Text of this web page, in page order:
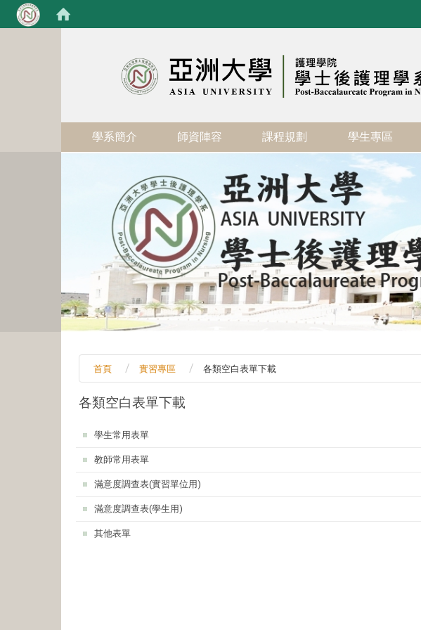
學系簡介 師資陣容 課程規劃 學生專區
首頁 實習專區 各類空白表單下載
各類空白表單下載
學生常用表單
教師常用表單
滿意度調查表(實習單位用)
滿意度調查表(學生用)
其他表單